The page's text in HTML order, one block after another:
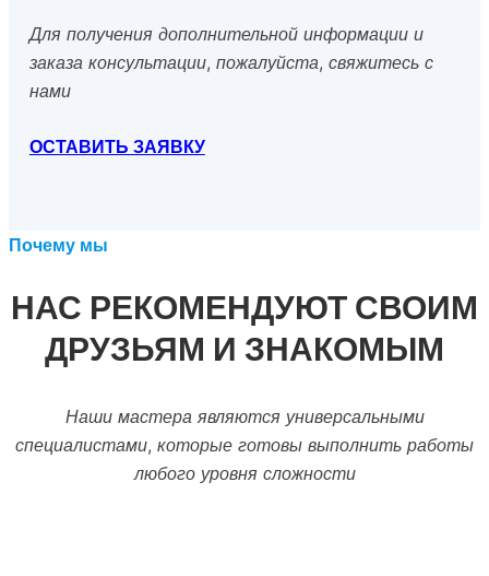
Для получения дополнительной информации и
заказа консультации, пожалуйста, свяжитесь с
нами
ОСТАВИТЬ ЗАЯВКУ
Почему мы
НАС РЕКОМЕНДУЮТ СВОИМ
ДРУЗЬЯМ И ЗНАКОМЫМ
Наши мастера являются универсальными
специалистами, которые готовы выполнить работы
любого уровня сложности